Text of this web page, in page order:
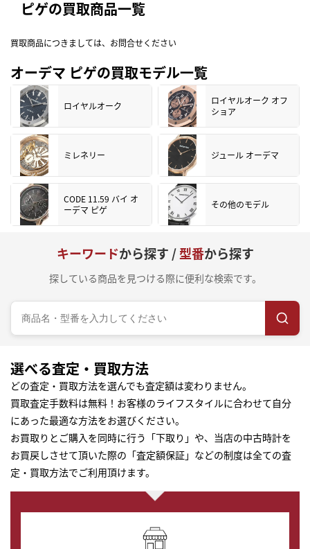
ピゲの買取商品一覧
買取商品につきましては、お問合せください
オーデマ ピゲの買取モデル一覧
ロイヤルオーク
ロイヤルオーク オフ
ショア
ミレネリー ジュール オーデマ
CODE 11.59 バイ オ
ーデマ ピゲ
その他のモデル
キーワードから探す /型番から探す
探している商品を見つける際に便利な検索です。
選べる査定・買取方法
どの査定・買取方法を選んでも査定額は変わりません。
買取査定手数料は無料！お客様のライフスタイルに合わせて自分
にあった最適な方法をお選びください。
お買取りとご購入を同時に行う「下取り」や、当店の中古時計を
お買戻しさせて頂いた際の「査定額保証」などの制度は全ての査
定・買取方法でご利用頂けます。